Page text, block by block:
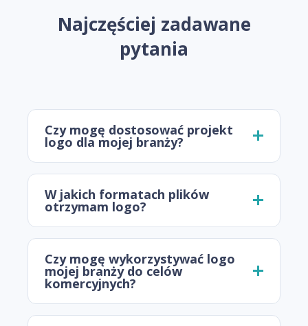
Najczęściej zadawane
pytania
Czy mogę dostosować projekt
logo dla mojej branży?
W jakich formatach plików
otrzymam logo?
Czy mogę wykorzystywać logo
mojej branży do celów
komercyjnych?